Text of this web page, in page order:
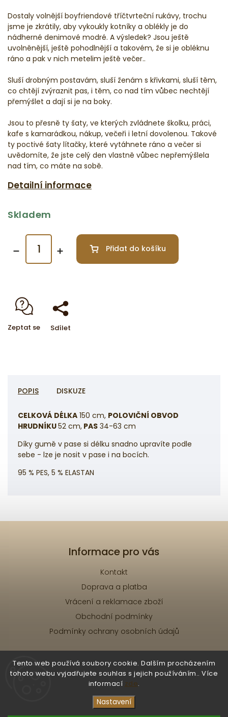
Tento web používá soubory cookie. Dalším procházením
tohoto webu vyjadřujete souhlas s jejich používáním.. Více
informací zde.
Nastavení
Dostaly volnější boyfriendové tříčtvrteční rukávy, trochu
jsme je zkrátily, aby vykoukly kotníky a oblékly je do
nádherné denimové modré. A výsledek? Jsou ještě
uvolněnější, ještě pohodlnější a takovém, že si je obléknu
ráno a pak v nich metelim ještě večer..
Sluší drobným postavám, sluší ženám s křivkami, sluší těm,
co chtějí zvýraznit pas, i těm, co nad tím vůbec nechtějí
přemýšlet a dají si je na boky.
Jsou to přesně ty šaty, ve kterých zvládnete školku, práci,
kafe s kamarádkou, nákup, večeři i letní dovolenou. Takové
ty poctivé šaty lítačky, které vytáhnete ráno a večer si
uvědomíte, že jste celý den vlastně vůbec nepřemýšlela
nad tím, co máte na sobě.
Detailní informace
Skladem
Přidat do košíku
Zeptat se Sdílet
POPIS DISKUZE
CELKOVÁ DÉLKA 150 cm, POLOVIČNÍ OBVOD
HRUDNÍKU52 cm, PAS 34-63 cm
Díky gumě v pase si délku snadno upravíte podle
sebe - lze je nosit v pase i na bocích.
95 % PES, 5 % ELASTAN
Informace pro vás
Kontakt
Doprava a platba
Vrácení a reklamace zboží
Obchodní podmínky
Podmínky ochrany osobních údajů
Copyright 2026RE.ZA selfish. Všechna práva
vyhrazena.
Shoptet